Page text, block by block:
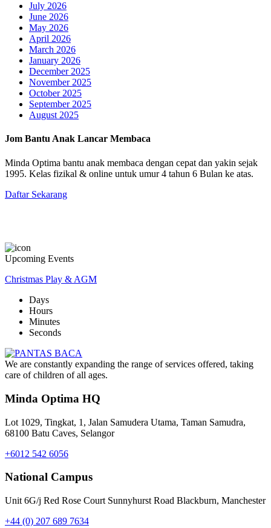
July 2026
June 2026
May 2026
April 2026
March 2026
January 2026
December 2025
November 2025
October 2025
September 2025
August 2025
Jom Bantu Anak Lancar Membaca
Minda Optima bantu anak membaca dengan cepat dan yakin sejak
1995. Kelas fizikal & online untuk umur 4 tahun 6 Bulan ke atas.
Daftar Sekarang
Upcoming Events
Christmas Play & AGM
Days
Hours
Minutes
Seconds
We are constantly expanding the range of services offered, taking
care of children of all ages.
Minda Optima HQ
Lot 1029, Tingkat, 1, Jalan Samudera Utama, Taman Samudra,
68100 Batu Caves, Selangor
+6012 542 6056
National Campus
Unit 6G/j Red Rose Court Sunnyhurst Road Blackburn, Manchester
+44 (0) 207 689 7634